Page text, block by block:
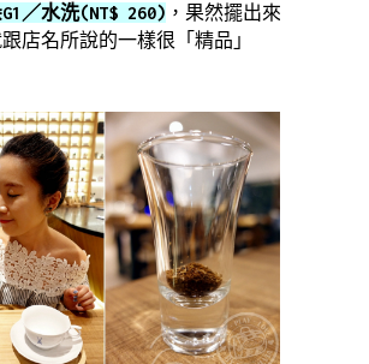
／水洗(NT$ 260) ，果然擺出來
店名所說的一樣很「精品」